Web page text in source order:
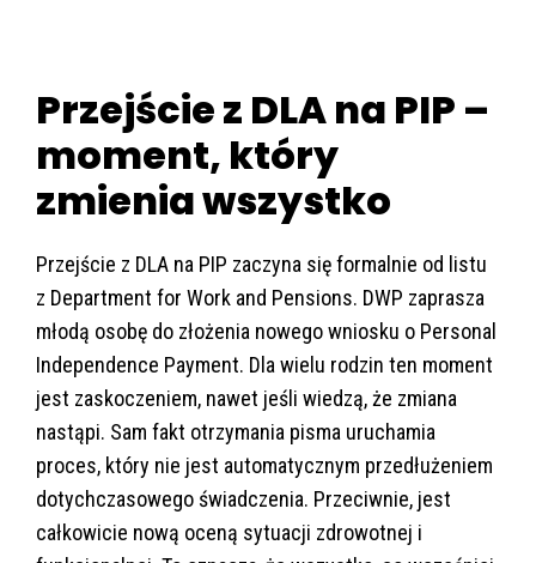
Przejście z DLA na PIP –
moment, który
zmienia wszystko
Przejście z DLA na PIP zaczyna się formalnie od listu
z Department for Work and Pensions. DWP zaprasza
młodą osobę do złożenia nowego wniosku o Personal
Independence Payment. Dla wielu rodzin ten moment
jest zaskoczeniem, nawet jeśli wiedzą, że zmiana
nastąpi. Sam fakt otrzymania pisma uruchamia
proces, który nie jest automatycznym przedłużeniem
dotychczasowego świadczenia. Przeciwnie, jest
całkowicie nową oceną sytuacji zdrowotnej i